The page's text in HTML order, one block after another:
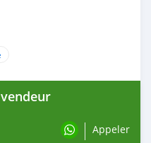
Appeler